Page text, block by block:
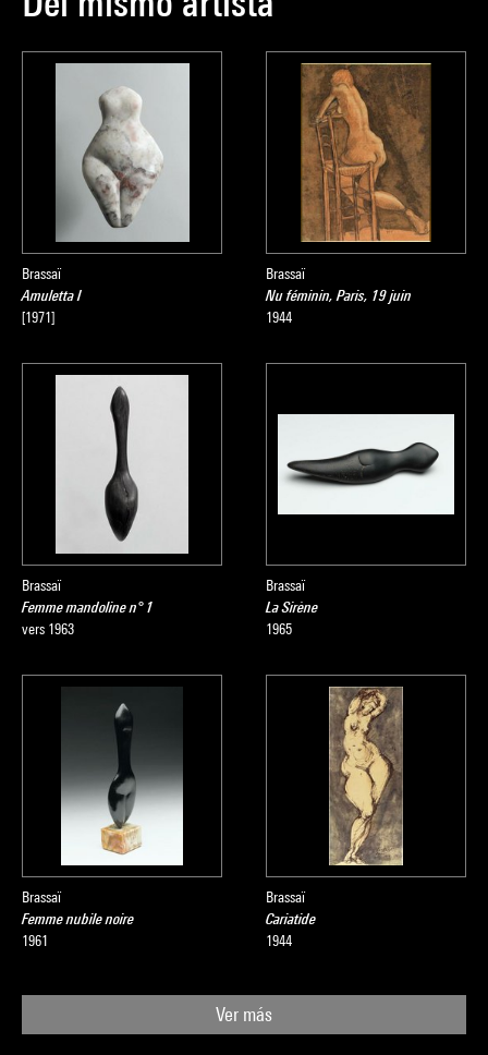
Brassaï
Amuletta I
[1971]
Brassaï
Nu féminin, Paris, 19 juin
1944
Brassaï
Femme mandoline n° 1
vers 1963
Brassaï
La Sirène
1965
Brassaï
Femme nubile noire
1961
Brassaï
Cariatide
1944
Ver más